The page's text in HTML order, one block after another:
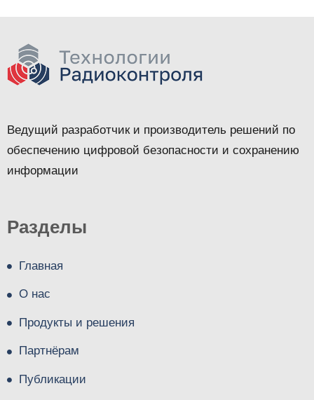
Ведущий разработчик и производитель решений по
обеспечению цифровой безопасности и сохранению
информации
Разделы
Главная
О нас
Продукты и решения
Партнёрам
Публикации